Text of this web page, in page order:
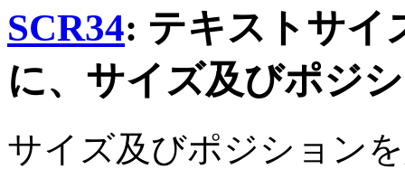
SCR34: テキストサイ
に、サイズ及びポジ
サイズ及びポジション